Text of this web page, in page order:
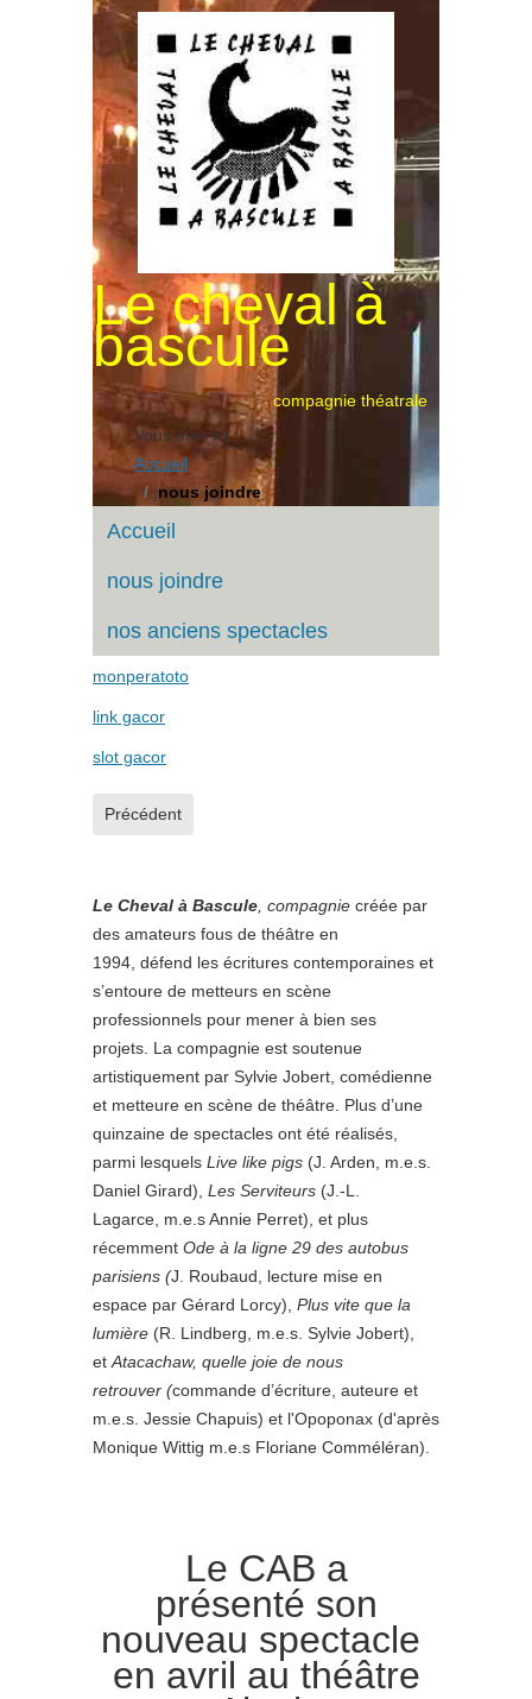
Le cheval à
bascule
compagnie théatrale
Vous êtes ici :
Accueil
nous joindre
Accueil
nous joindre
nos anciens spectacles
monperatoto
link gacor
slot gacor
Article précédent : anciens spectacles
Précédent
Le Cheval à Bascule, compagnie créée par
des amateurs fous de théâtre en
1994, défend les écritures contemporaines et
s’entoure de metteurs en scène
professionnels pour mener à bien ses
projets. La compagnie est soutenue
artistiquement par Sylvie Jobert, comédienne
et metteure en scène de théâtre. Plus d’une
quinzaine de spectacles ont été réalisés,
parmi lesquels Live like pigs (J. Arden, m.e.s.
Daniel Girard), Les Serviteurs (J.-L.
Lagarce, m.e.s Annie Perret), et plus
récemment Ode à la ligne 29 des autobus
parisiens (J. Roubaud, lecture mise en
espace par Gérard Lorcy), Plus vite que la
lumière (R. Lindberg, m.e.s. Sylvie Jobert),
etAtacachaw, quelle joie de nous
retrouver (commande d’écriture, auteure et
m.e.s. Jessie Chapuis) et l'Opoponax (d'après
Monique Wittig m.e.s Floriane Comméléran).
Le CAB a
présenté son
nouveau spectacle
en avril au théâtre